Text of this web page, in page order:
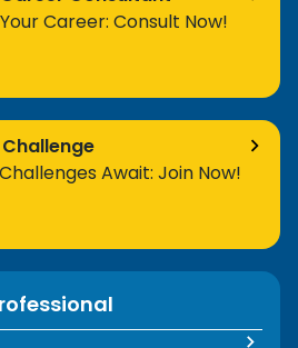
Career: Consult Now!
Await: Join Now!